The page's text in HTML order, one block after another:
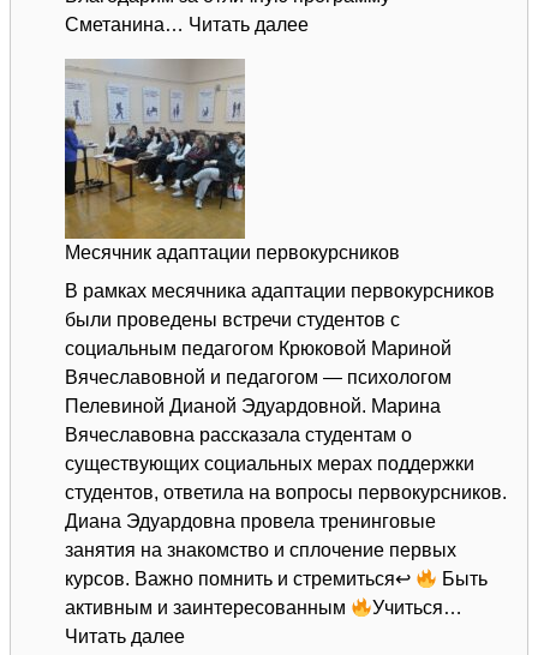
Сметанина… Читать далее:
Месячник адаптации первокурсников
В рамках месячника адаптации первокурсников
были проведены встречи студентов с
социальным педагогом Крюковой Мариной
Вячеславовной и педагогом — психологом
Пелевиной Дианой Эдуардовной. Марина
Вячеславовна рассказала студентам о
существующих социальных мерах поддержки
студентов, ответила на вопросы первокурсников.
Диана Эдуардовна провела тренинговые
занятия на знакомство и сплочение первых
курсов. Важно помнить и стремиться↩
Быть
активным и заинтересованным
Учиться…
Читать далее: